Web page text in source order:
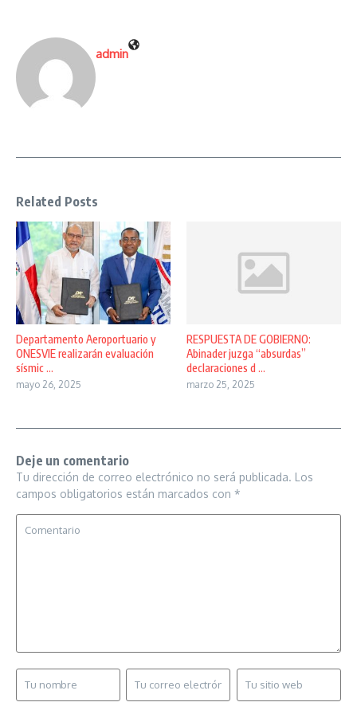
admin
Related Posts
Departamento Aeroportuario y
ONESVIE realizarán evaluación
sísmic ...
mayo 26, 2025
RESPUESTA DE GOBIERNO:
Abinader juzga “absurdas”
declaraciones d ...
marzo 25, 2025
Deje un comentario
Tu dirección de correo electrónico no será publicada. Los
campos obligatorios están marcados con *